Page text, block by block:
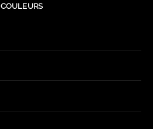
COULEURS